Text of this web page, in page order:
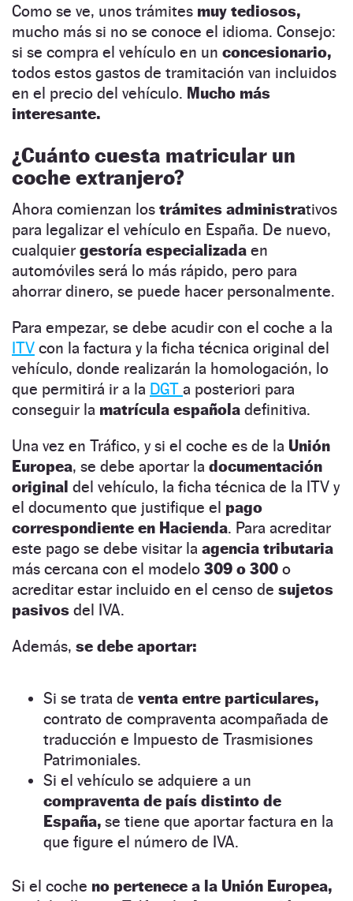
Como se ve, unos trámites muy tediosos,
mucho más si no se conoce el idioma. Consejo:
si se compra el vehículo en un concesionario,
todos estos gastos de tramitación van incluidos
en el precio del vehículo. Mucho más
interesante.
¿Cuánto cuesta matricular un
coche extranjero?
Ahora comienzan los trámites administrativos
para legalizar el vehículo en España. De nuevo,
cualquier gestoría especializada en
automóviles será lo más rápido, pero para
ahorrar dinero, se puede hacer personalmente.
Para empezar, se debe acudir con el coche a la
ITV con la factura y la ficha técnica original del
vehículo, donde realizarán la homologación, lo
que permitirá ir a la DGT a posteriori para
conseguir la matrícula española definitiva.
Una vez en Tráfico, y si el coche es de la Unión
Europea, se debe aportar la documentación
original del vehículo, la ficha técnica de la ITV y
el documento que justifique el pago
correspondiente en Hacienda. Para acreditar
este pago se debe visitar la agencia tributaria
más cercana con el modelo 309 o 300 o
acreditar estar incluido en el censo de sujetos
pasivos del IVA.
Además, se debe aportar:
Si se trata de venta entre particulares,
contrato de compraventa acompañada de
traducción e Impuesto de Trasmisiones
Patrimoniales.
Si el vehículo se adquiere a un
compraventa de país distinto de
España, se tiene que aportar factura en la
que figure el número de IVA.
Si el coche no pertenece a la Unión Europea,